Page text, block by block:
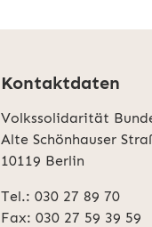
Kontaktdaten
Volkssolidarität
Alte Schönhauser
10119 Berlin
Tel.: 030 27 89 70
Fax: 030 27 59 39 59